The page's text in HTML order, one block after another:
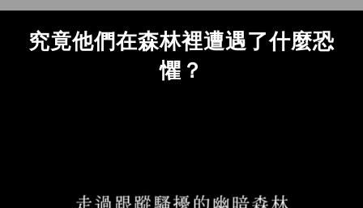
究竟他們在森林裡遭遇了什麼恐
懼？